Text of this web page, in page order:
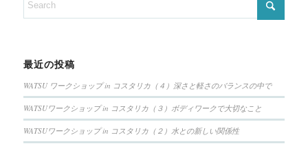
最近の投稿
WATSU ワークショップ in コスタリカ（４）深さと軽さのバランスの中で
WATSUワークショップ in コスタリカ（３）ボディワークで大切なこと
WATSUワークショップ in コスタリカ（２）水との新しい関係性